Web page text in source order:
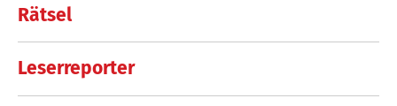
Rätsel
Leserreporter